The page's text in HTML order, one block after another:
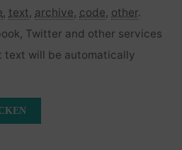
, text, archive, code, other.
Twitter and other services
text will be automatically